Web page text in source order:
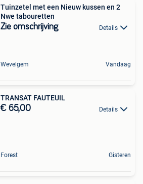
Tuinzetel met een Nieuw kussen en 2
Nwe tabouretten
Zie omschrijving Details
Wevelgem Vandaag
TRANSAT FAUTEUIL
€ 65,00 Details
Forest Gisteren